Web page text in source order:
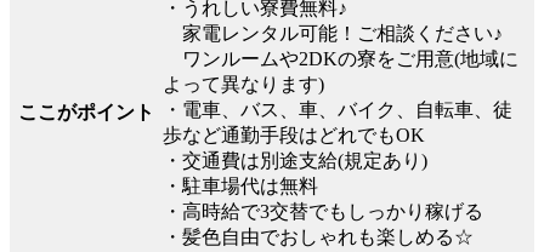
ここがポイント
・うれしい寮費無料♪
家電レンタル可能！ご相談ください♪
ワンルームや2DKの寮をご用意(地域に
よって異なります)
・電車、バス、車、バイク、自転車、徒
歩など通勤手段はどれでもOK
・交通費は別途支給(規定あり)
・駐車場代は無料
・高時給で3交替でもしっかり稼げる
・髪色自由でおしゃれも楽しめる☆